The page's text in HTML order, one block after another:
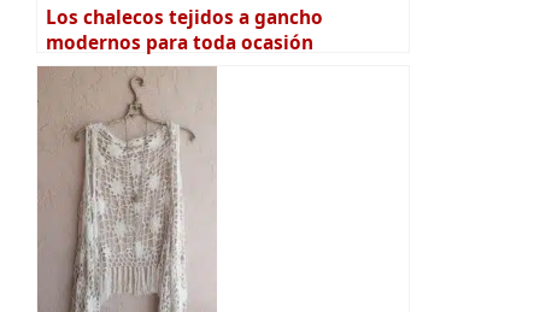
Los chalecos tejidos a gancho
modernos para toda ocasión